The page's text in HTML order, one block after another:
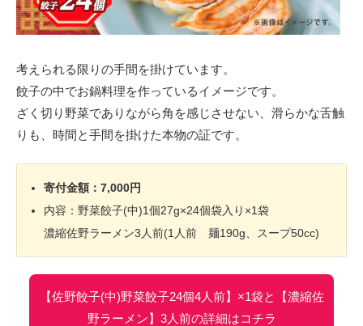
考えられる限りの手間を掛けています。
餃子の中でお鍋料理を作っているイメージです。
ざく切り野菜でありながら角を感じさせない、滑らかな舌触
りも、時間と手間を掛けた本物の証です。
寄付金額：7,000円
内容：野菜餃子(中)1個27g×24個袋入り×1袋
濃縮佐野ラーメン3人前(1人前 麺190g、スープ50cc)
【佐野餃子(中)野菜餃子24個4人前】×1袋と【濃縮佐
野ラーメン】3人前の詳細はコチラ